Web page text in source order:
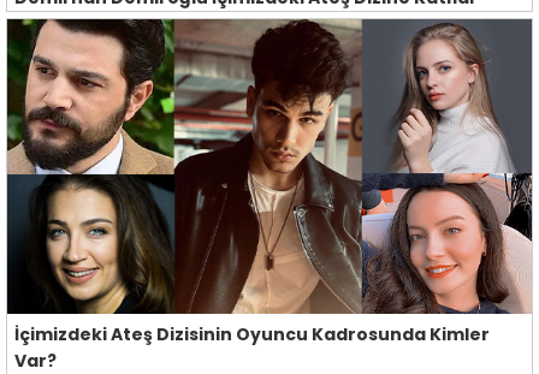
İçimizdeki Ateş Dizisinin Oyuncu Kadrosunda Kimler
Var?